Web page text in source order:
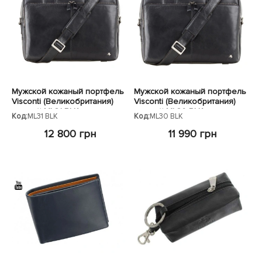
Мужской кожаный портфель
Visconti (Великобритания)
черный ML31 BLK
Код:ML31 BLK
12 800 грн
Мужской кожаный портфель
Visconti (Великобритания)
черный ML30 BLK
Код:ML30 BLK
11 990 грн